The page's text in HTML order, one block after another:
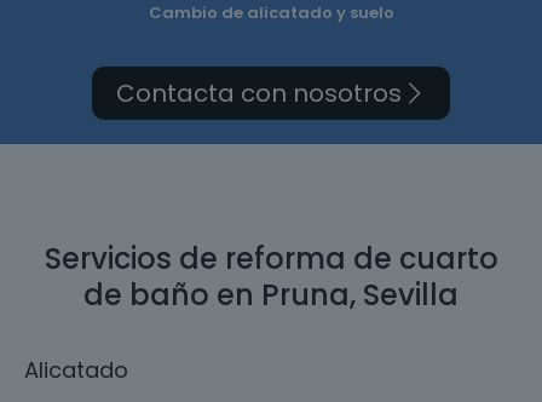
Cambio de alicatado y suelo
Contacta con nosotros
Servicios de reforma de cuarto
de baño en Pruna, Sevilla
Alicatado